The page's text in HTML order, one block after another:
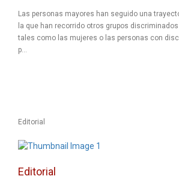
Las personas mayores han seguido una
la que han recorrido otros grupos
tales como las mujeres o las personas con
p...
Editorial
Editorial